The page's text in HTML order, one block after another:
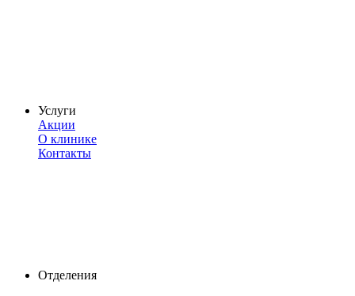
Услуги
Акции
О клинике
Контакты
Отделения